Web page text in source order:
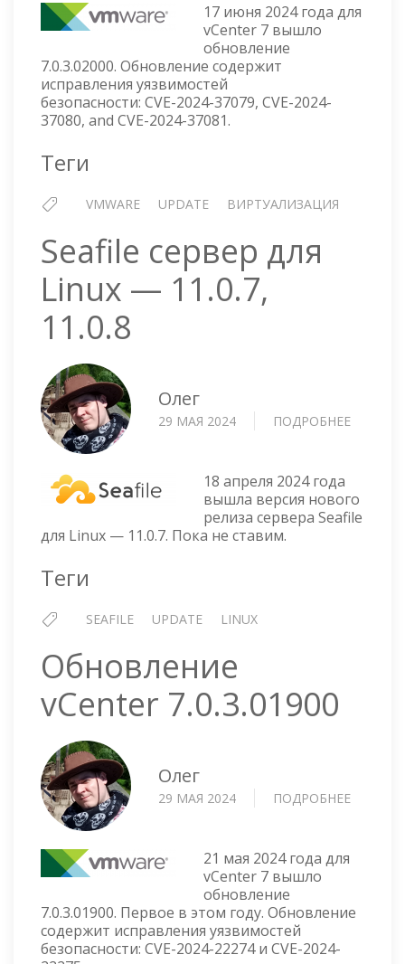
17 июня 2024 года для
vCenter 7 вышло
обновление
7.0.3.02000. Обновление содержит
исправления уязвимостей
безопасности: CVE-2024-37079, CVE-2024-
37080, and CVE-2024-37081.
Теги
VMWARE UPDATE ВИРТУАЛИЗАЦИЯ
Seafile сервер для
Linux — 11.0.7,
11.0.8
Олег
29 МАЯ 2024 ПОДРОБНЕЕ
LINUX
—
18 апреля 2024 года
вышла версия нового
релиза сервера Seafile
для Linux — 11.0.7. Пока не ставим.
Теги
SEAFILE UPDATE LINUX
Обновление
vCenter 7.0.3.01900
Олег
29 МАЯ 2024 ПОДРОБНЕЕ
21 мая 2024 года для
vCenter 7 вышло
обновление
7.0.3.01900. Первое в этом году. Обновление
содержит исправления уязвимостей
безопасности: CVE-2024-22274 и CVE-2024-